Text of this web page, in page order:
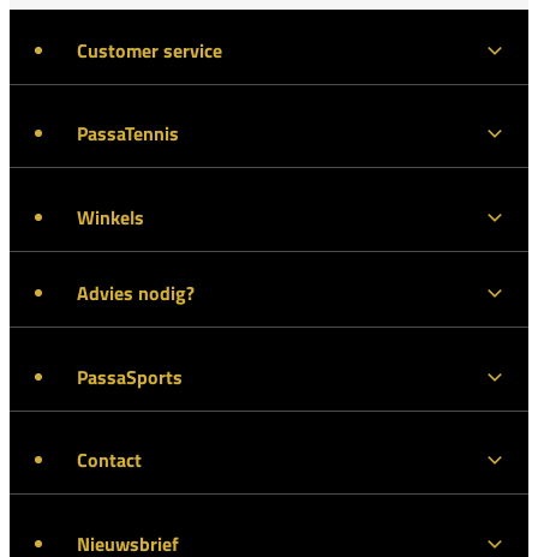
Customer service
PassaTennis
Winkels
Advies nodig?
PassaSports
Contact
Nieuwsbrief